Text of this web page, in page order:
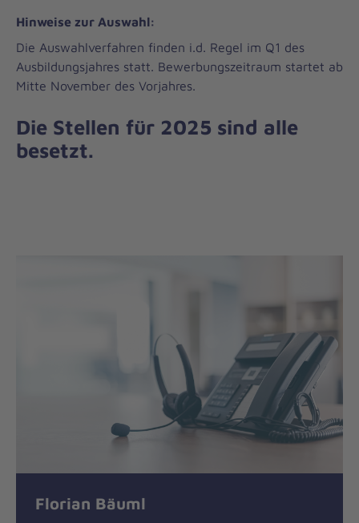
Hinweise zur Auswahl:
Die Auswahlverfahren finden i.d. Regel im Q1 des
Ausbildungsjahres statt. Bewerbungszeitraum startet ab
Mitte November des Vorjahres.
Die Stellen für 2025 sind alle
besetzt.
Florian Bäuml